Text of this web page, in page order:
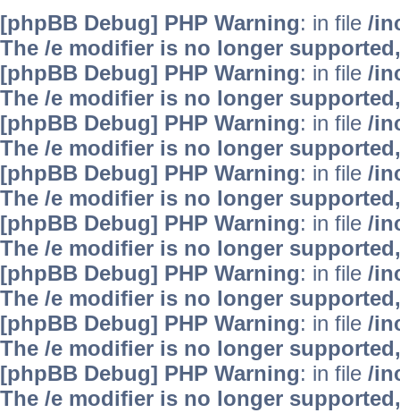
[phpBB Debug] PHP Warning: in file /
The /e modifier is no longer
[phpBB Debug] PHP Warning: in file /
The /e modifier is no longer
[phpBB Debug] PHP Warning: in file /
The /e modifier is no longer
[phpBB Debug] PHP Warning: in file /
The /e modifier is no longer
[phpBB Debug] PHP Warning: in file /
The /e modifier is no longer
[phpBB Debug] PHP Warning: in file /
The /e modifier is no longer
[phpBB Debug] PHP Warning: in file /
The /e modifier is no longer
[phpBB Debug] PHP Warning: in file /
The /e modifier is no longer